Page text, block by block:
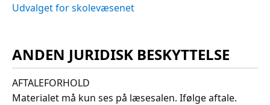
Udvalget for skolevæsenet
ANDEN JURIDISK BESKYTTELSE
AFTALEFORHOLD
Materialet må kun ses på læsesalen. Ifølge aftale.